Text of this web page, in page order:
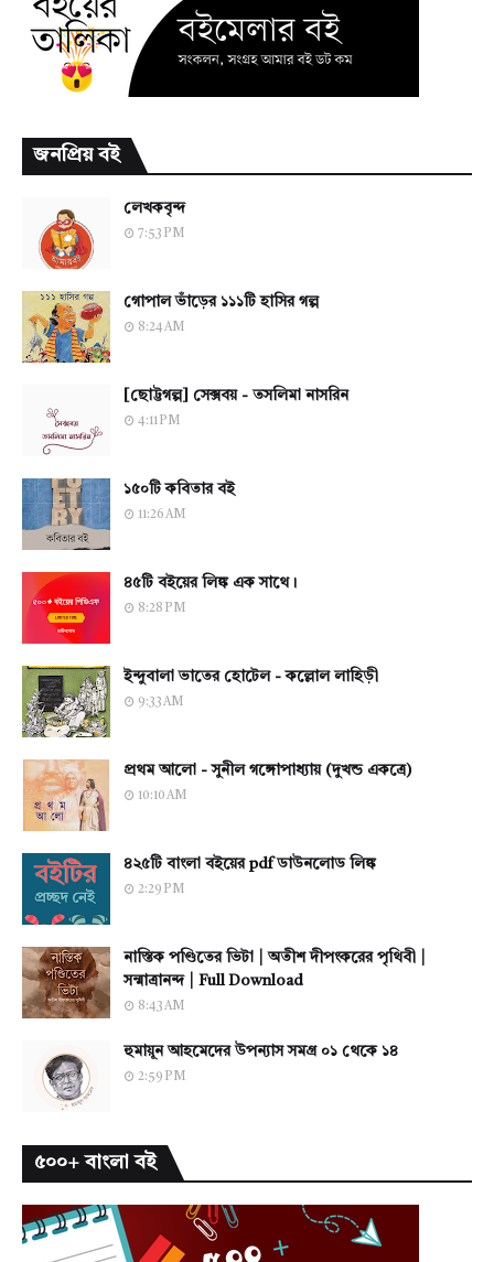
জনপ্রিয় বই
লেখকবৃন্দ
7:53 PM
গোপাল ভাঁড়ের ১১১টি হাসির গল্প
8:24 AM
[ছোট্টগল্প] সেক্সবয় - তসলিমা নাসরিন
4:11 PM
১৫০টি কবিতার বই
11:26 AM
৪৫টি বইয়ের লিঙ্ক এক সাথে।
8:28 PM
ইন্দুবালা ভাতের হোটেল - কল্লোল লাহিড়ী
9:33 AM
প্রথম আলো - সুনীল গঙ্গোপাধ্যায় (দুখন্ড একত্রে)
10:10 AM
৪২৫টি বাংলা বইয়ের pdf ডাউনলোড লিঙ্ক
2:29 PM
নাস্তিক পণ্ডিতের ভিটা | অতীশ দীপংকরের পৃথিবী |
সন্মাত্রানন্দ | Full Download
8:43 AM
হুমায়ূন আহমেদের উপন্যাস সমগ্র ০১ থেকে ১৪
2:59 PM
৫০০+ বাংলা বই